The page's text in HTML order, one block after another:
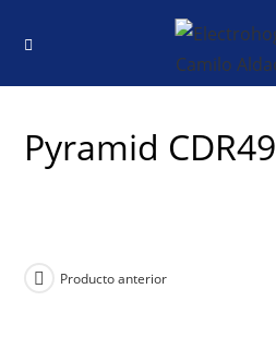
Pyramid CDR49
Producto anterior